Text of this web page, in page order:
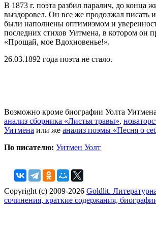
В 1873 г. поэта разбил паралич, до конца
выздоровел. Он все же продолжал писать
были наполнены оптимизмом и
последних стихов Уитмена, в котором он
«Прощай, мое Вдохновенье!».
26.03.1892 года поэта не стало.
Возможно кроме биографии Уолта
анализ сборника «Листья травы»,
Уитмена или же анализ поэмы «Песня о
По писателю: Уитмен Уолт
Copyright (c) 2009-2026 Goldlit.
сочинения, краткие содержания,